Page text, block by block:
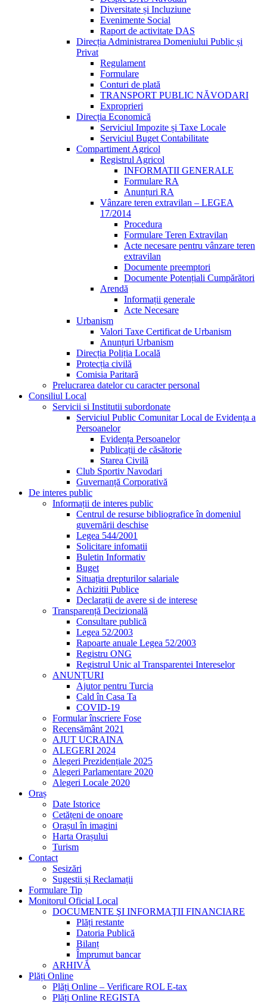
Diversitate și Incluziune
Evenimente Social
Raport de activitate DAS
Direcția Administrarea Domeniului Public și
Privat
Regulament
Formulare
Conturi de plată
TRANSPORT PUBLIC NĂVODARI
Exproprieri
Direcția Economică
Serviciul Impozite și Taxe Locale
Serviciul Buget Contabilitate
Compartiment Agricol
Registrul Agricol
INFORMATII GENERALE
Formulare RA
Anunțuri RA
Vânzare teren extravilan – LEGEA
17/2014
Procedura
Formulare Teren Extravilan
Acte necesare pentru vânzare teren
extravilan
Documente preemptori
Documente Potențiali Cumpărători
Arendă
Informații generale
Acte Necesare
Urbanism
Valori Taxe Certificat de Urbanism
Anunțuri Urbanism
Direcția Poliția Locală
Protecția civilă
Comisia Paritară
Prelucrarea datelor cu caracter personal
Consiliul Local
Servicii si Institutii subordonate
Serviciul Public Comunitar Local de Evidența a
Persoanelor
Evidența Persoanelor
Publicații de căsătorie
Starea Civilă
Club Sportiv Navodari
Guvernanță Corporativă
De interes public
Informații de interes public
Centrul de resurse bibliografice în domeniul
guvernării deschise
Legea 544/2001
Solicitare infomatii
Buletin Informativ
Buget
Situația drepturilor salariale
Achizitii Publice
Declarații de avere si de interese
Transparență Decizională
Consultare publică
Legea 52/2003
Rapoarte anuale Legea 52/2003
Registru ONG
Registrul Unic al Transparentei Intereselor
ANUNȚURI
Ajutor pentru Turcia
Cald în Casa Ta
COVID-19
Formular înscriere Fose
Recensământ 2021
AJUT UCRAINA
ALEGERI 2024
Alegeri Prezidențiale 2025
Alegeri Parlamentare 2020
Alegeri Locale 2020
Oraș
Date Istorice
Cetățeni de onoare
Orașul în imagini
Harta Orașului
Turism
Contact
Sesizări
Sugestii și Reclamații
Formulare Tip
Monitorul Oficial Local
DOCUMENTE ŞI INFORMAŢII FINANCIARE
Plăți restante
Datoria Publică
Bilanț
Împrumut bancar
ARHIVĂ
Plăți Online
Plăți Online – Verificare ROL E-tax
Plăți Online REGISTA